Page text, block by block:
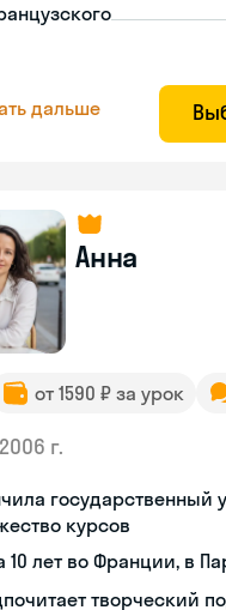
дальше
Анна
от 1590 ₽ за урок
2006 г.
государственный
курсов
10 лет во Франции, в
творческий